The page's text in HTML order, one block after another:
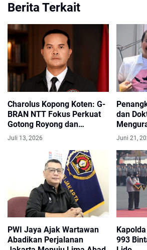
Berita Terkait
Charolus Kopong Koten: G-
BRAN NTT Fokus Perkuat
Gotong Royong dan
Pemberdayaan Masyarakat
Juli 13, 2026
dan
Jokowi
Juni 21,
PWI Jaya Ajak Wartawan
Abadikan Perjalanan
993